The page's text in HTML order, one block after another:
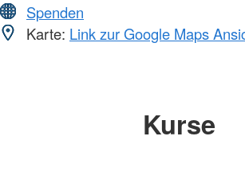
Spenden
Karte: Link zur Google Maps
Kurse